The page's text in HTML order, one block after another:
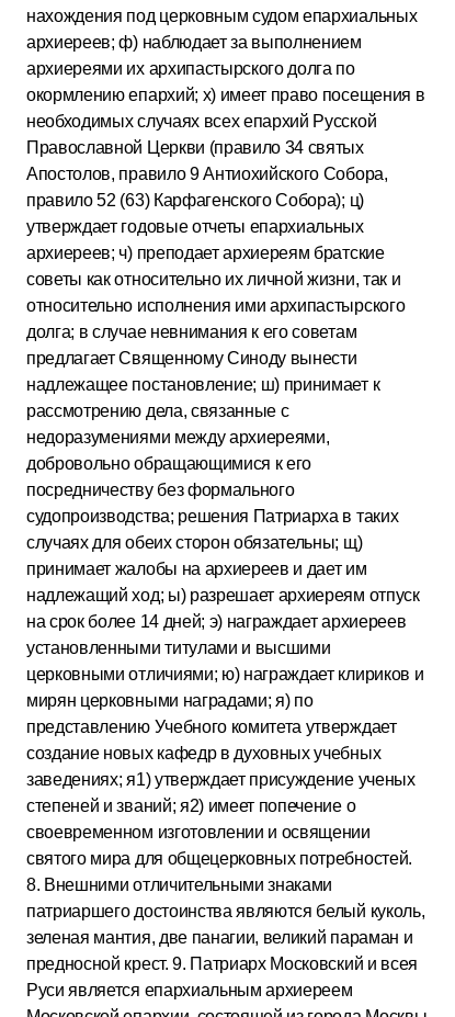
нахождения под церковным судом епархиальных
архиереев; ф) наблюдает за выполнением
архиереями их архипастырского долга по
окормлению епархий; х) имеет право посещения в
необходимых случаях всех епархий Русской
Православной Церкви (правило 34 святых
Апостолов, правило 9 Антиохийского Собора,
правило 52 (63) Карфагенского Собора); ц)
утверждает годовые отчеты епархиальных
архиереев; ч) преподает архиереям братские
советы как относительно их личной жизни, так и
относительно исполнения ими архипастырского
долга; в случае невнимания к его советам
предлагает Священному Синоду вынести
надлежащее постановление; ш) принимает к
рассмотрению дела, связанные с
недоразумениями между архиереями,
добровольно обращающимися к его
посредничеству без формального
судопроизводства; решения Патриарха в таких
случаях для обеих сторон обязательны; щ)
принимает жалобы на архиереев и дает им
надлежащий ход; ы) разрешает архиереям отпуск
на срок более 14 дней; э) награждает архиереев
установленными титулами и высшими
церковными отличиями; ю) награждает клириков и
мирян церковными наградами; я) по
представлению Учебного комитета утверждает
создание новых кафедр в духовных учебных
заведениях; я1) утверждает присуждение ученых
степеней и званий; я2) имеет попечение о
своевременном изготовлении и освящении
святого мира для общецерковных потребностей.
8. Внешними отличительными знаками
патриаршего достоинства являются белый куколь,
зеленая мантия, две панагии, великий параман и
предносной крест. 9. Патриарх Московский и всея
Руси является епархиальным архиереем